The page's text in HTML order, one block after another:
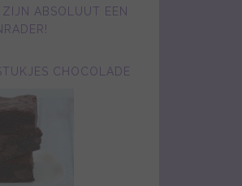
ABSOLUUT EEN
CHOCOLADE